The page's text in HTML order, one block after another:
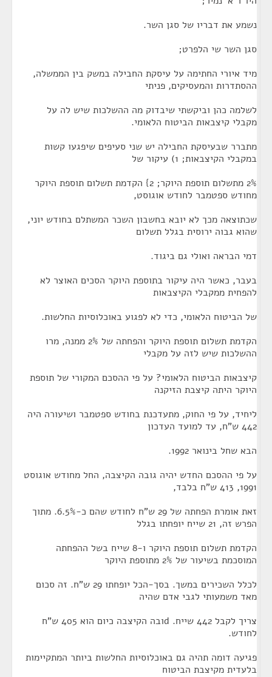
נשמע את דבריו של סגן השר.
סגן השר שי הלפרט;
מיד איורי החתימה על עיסקת החבילה במשק בין הממשלה,
ההסתדרות והמעסיקים, פניתי
לשלמה כהן וביקשתי שיבדוק מה ההשלכות שיש לה על
מקבלי קיצבאות הביטוח הלאומי.
מתברר שבעיסקת החבילה יש שני סעיפים שיפגעו קשות
במקבלי הקיצבאות; 1) עיקור של
2% מתשלום תוספת היוקר; 2} הקדמת תשלום תוספת היוקר
מחודש ספטמבר לחודש אוגוסט,
שכתוצאה מכך לא יובא בחשבון השכר המשתלם בחודש יוני,
שהוא גבוה ירוסית בגלל תשלום
דמי הבראה ואולי גם ביגוד.
בעבר, כאשר היה עיקור בתוספת היוקר הסכים האוצר לא
להפחית ממקבלי הקיצבאות
של הביטוח הלאומי, כדי לא לפגוע באוכלוסיות החלשות.
הקדמת תשלום תוספת היוקר והפחתה של 2% ממנה, מרו
ההשלכות שיש לזה על מקבלי
קיצבאות הביטוח הלאומי? על פי ההסכם המקורי של תוספת
היוקר היתה קיצבת הזיקנה
ליחיד, על פי החוק, מתעדכנת בחודש ספטמבר ושיעורה היה
442 ש"ח, עד למועד העדכון
הבא שחל בינואר 1992.
על פי ההסכם החדש יהיה גובה הקיצבה, החל מחודש אוגוסט
1991, 413 ש"ח בלבד,
זאת אומרת הפחתה של 29 ש"ח לחודש שהם כ-6.5%. מתוך
הפרש זה, 21 שייח יופחתו בגלל
הקדמת תשלום תוספת היוקר ו-8 שייח בשל ההפחתה
המוסכמת בשיעור של 2% מתוספת היוקר
לכלל השכירים במשך. בסך-הכל יופחתו 29 ש"ח. זה סכום
מאד משמעותי לגבי אדם שהיה
צריך לקבל 442 שייח. dובה הקיצבה כיום הוא 405 ש"ח
לחודש.
פגיעה דומה תהיה גם באוכלוסיות החלשות ביותר המתקיימות
בלעדית מקיצבת הביטוח